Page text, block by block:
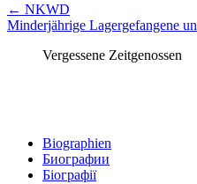
← NKWD
Minderjährige Lagergefangene
Vergessene Zeitgenossen
Biographien
Биографии
Біографії